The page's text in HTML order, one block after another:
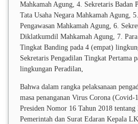
Mahkamah Agung, 4. Sekretaris Badan
Tata Usaha Negara Mahkamah Agung,
Pengawasan Mahkamah Agung, 6.
Diklatkumdil Mahkamah Agung, 7.
Tingkat Banding pada 4 (empat)
Sekretaris Pengadilan Tingkat Pertama
lingkungan Peradilan,
Bahwa dalam rangka pelaksanaan
masa penanganan Virus Corona (Covid-
Presiden Nomor 16 Tahun 2018 tentang
Pemerintah dan Surat Edaran Kepala